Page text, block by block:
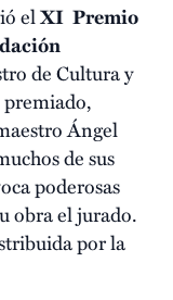
elXI Premio
de Cultura y
Ángel
de sus
poderosas
obra el jurado.
por la